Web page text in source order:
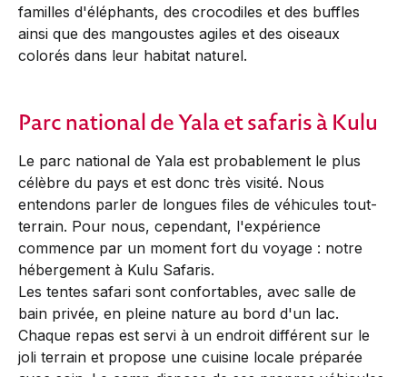
familles d'éléphants, des crocodiles et des buffles
ainsi que des mangoustes agiles et des oiseaux
colorés dans leur habitat naturel.
Parc national de Yala et safaris à Kulu
Le parc national de Yala est probablement le plus
célèbre du pays et est donc très visité. Nous
entendons parler de longues files de véhicules tout-
terrain. Pour nous, cependant, l'expérience
commence par un moment fort du voyage : notre
hébergement à Kulu Safaris.
Les tentes safari sont confortables, avec salle de
bain privée, en pleine nature au bord d'un lac.
Chaque repas est servi à un endroit différent sur le
joli terrain et propose une cuisine locale préparée